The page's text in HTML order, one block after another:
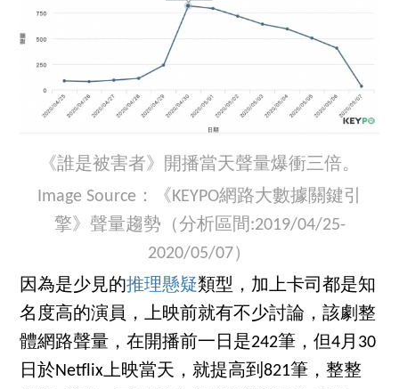
《誰是被害者》開播當天聲量爆衝三倍。
Image Source：《KEYPO網路大數據關鍵引
擎》聲量趨勢（分析區間:2019/04/25-
2020/05/07）
因為是少見的推理懸疑類型，加上卡司都是知
名度高的演員，上映前就有不少討論，該劇整
體網路聲量，在開播前一日是242筆，但4月30
日於Netflix上映當天，就提高到821筆，整整